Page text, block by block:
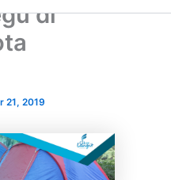
di
21, 2019